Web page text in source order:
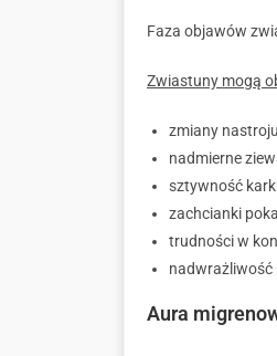
Faza objawów
Zwiastuny mogą
zmiany
nadmierne
sztywność
zachcianki
trudności w
nadwrażliwość
Aura